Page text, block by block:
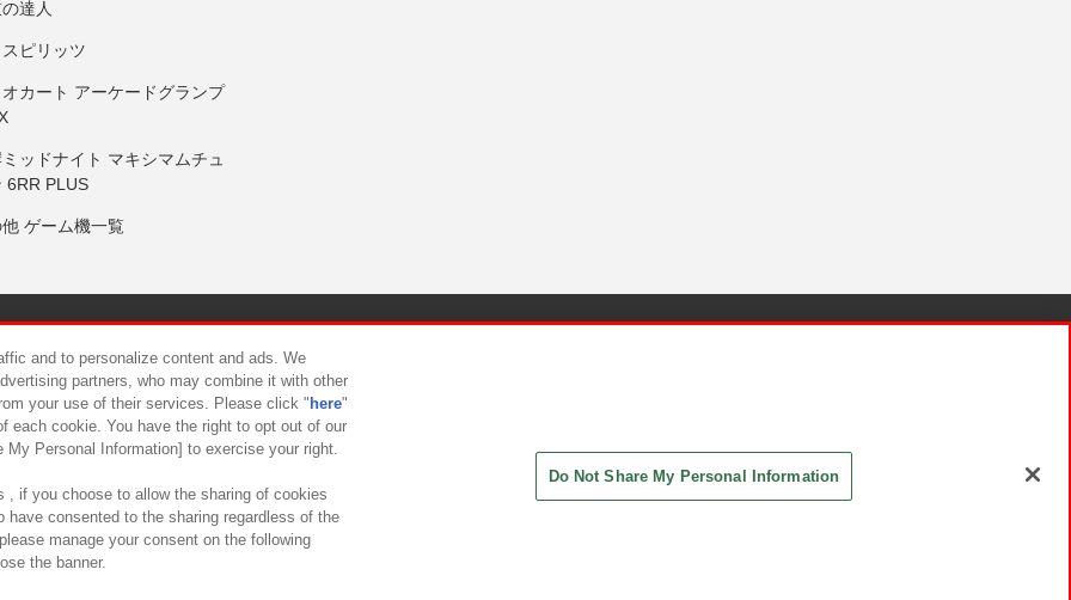
達人
ピリッツ
カート アーケードグランプ
ッドナイト マキシマムチュ
6RR PLUS
ゲーム機一覧
について カスタマーハラスメント対応方針
and to personalize content and ads. We
partners, who may combine it with other
your use of their services. Please click " here"
each cookie. You have the right to opt out of our
Personal Information] to exercise your right.
, if you choose to allow the sharing of cookies
have consented to the sharing regardless of the
manage your consent on the following
the banner.
Do Not Share My Personal Information